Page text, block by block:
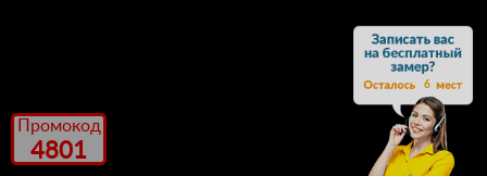
6
Промокод
4801